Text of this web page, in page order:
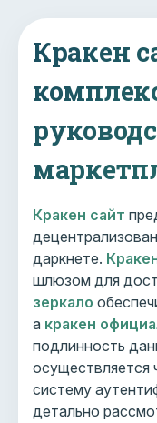
Кракен
Кракен сайт
даркнете.
шлюзом для
зеркало
а кракен
подлинность
осуществляется
систему
детально